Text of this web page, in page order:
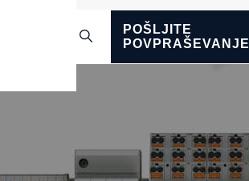
POŠLJITE
POVPRAŠEVANJE